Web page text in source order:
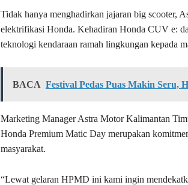
Tidak hanya menghadirkan jajaran big scooter,
elektrifikasi Honda. Kehadiran Honda CUV e:
teknologi kendaraan ramah lingkungan kepada
BACA Festival Pedas Puas Makin Seru,
Marketing Manager Astra Motor Kalimantan
Honda Premium Matic Day merupakan
masyarakat.
“Lewat gelaran HPMD ini kami ingin